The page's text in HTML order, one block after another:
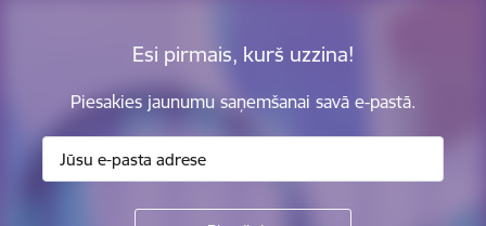
Esi pirmais, kurš uzzina!
Piesakies jaunumu saņemšanai savā e-pastā.